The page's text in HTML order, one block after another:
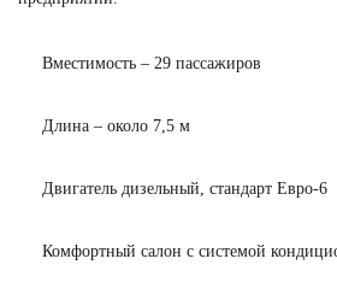
Вместимость – 29 пассажиров
Длина – около 7,5 м
Двигатель дизельный, стандарт Евро-6
Комфортный салон с системой